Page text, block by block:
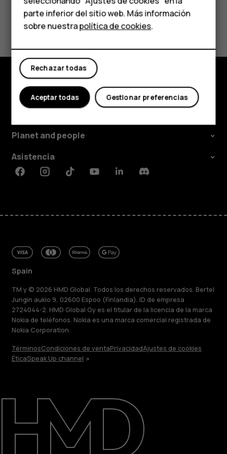
Tabletas
Tienda
Mi cuenta
Reparar, reutilizar, reciclar
Sostenibilidad
Asistencia
¿Te ha parecido útil?
Sí No
Tienda
Planet and people
Asistencia
FacebookInstagramTiktokYoutubeLinkedinDiscord
Spain
TM y © 2026 HMD Global. Todos los derechos reservados. Bertel
Jungin aukio 9, 02600 Espoo (Finlandia). ID de empresa
2724044-2. HMD Global Oy es el titular de la licencia de la marca
Nokia de teléfonos. Nokia es una marca comercial registrada de
Nokia Corporation.
TérminosCondiciones de ventaPrivacidadAjustes de cookies
ÉticaSpeak Up channel
parte inferior del sitio web. Más información
sobre nuestrapolítica de cookies.
Rechazar todas
Gestionar preferencias
Aceptar todas